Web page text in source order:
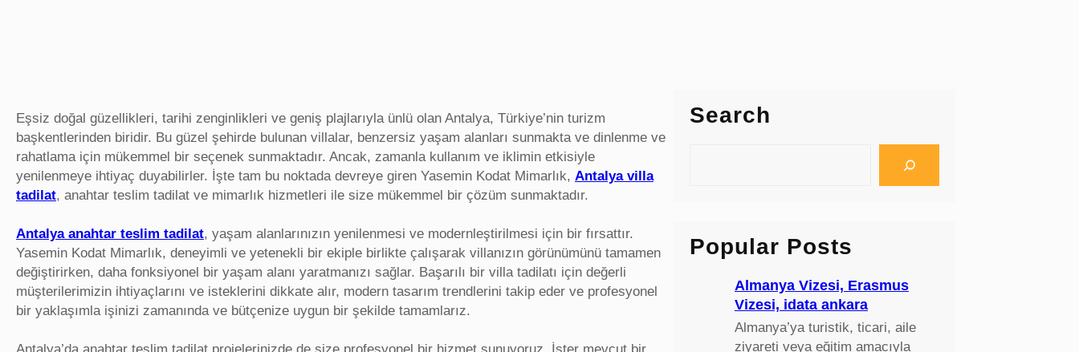
Eşsiz doğal güzellikleri, tarihi zenginlikleri ve geniş plajlarıyla ünlü olan Antalya, Türkiye’nin turizm
başkentlerinden biridir. Bu güzel şehirde bulunan villalar, benzersiz yaşam alanları sunmakta ve dinlenme ve
rahatlama için mükemmel bir seçenek sunmaktadır. Ancak, zamanla kullanım ve iklimin etkisiyle
yenilenmeye ihtiyaç duyabilirler. İşte tam bu noktada devreye giren Yasemin Kodat Mimarlık, Antalya villa
tadilat, anahtar teslim tadilat ve mimarlık hizmetleri ile size mükemmel bir çözüm sunmaktadır.
Antalya anahtar teslim tadilat, yaşam alanlarınızın yenilenmesi ve modernleştirilmesi için bir fırsattır.
Yasemin Kodat Mimarlık, deneyimli ve yetenekli bir ekiple birlikte çalışarak villanızın görünümünü tamamen
değiştirirken, daha fonksiyonel bir yaşam alanı yaratmanızı sağlar. Başarılı bir villa tadilatı için değerli
müşterilerimizin ihtiyaçlarını ve isteklerini dikkate alır, modern tasarım trendlerini takip eder ve profesyonel
bir yaklaşımla işinizi zamanında ve bütçenize uygun bir şekilde tamamlarız.
Search
h
Popular Posts
Almanya Vizesi, Erasmus
Vizesi, idata ankara
Almanya’ya turistik, ticari, aile
ziyareti veya eğitim amacıyla